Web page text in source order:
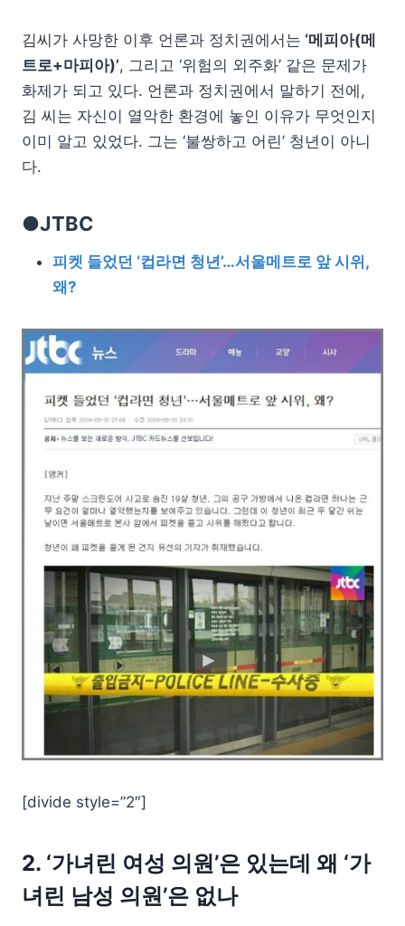
김씨가 사망한 이후 언론과 정치권에서는 ‘메피아(메
트로+마피아)’, 그리고 ‘위험의 외주화’ 같은 문제가
화제가 되고 있다. 언론과 정치권에서 말하기 전에,
김 씨는 자신이 열악한 환경에 놓인 이유가 무엇인지
이미 알고 있었다. 그는 ‘불쌍하고 어린’ 청년이 아니
다.
●JTBC
피켓 들었던 ‘컵라면 청년’…서울메트로 앞 시위,
왜?
[divide style=”2″]
2. ‘가녀린 여성 의원’은 있는데 왜 ‘가
녀린 남성 의원’은 없나